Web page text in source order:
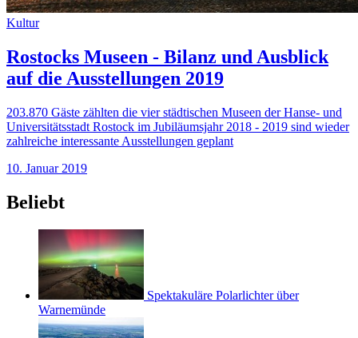
Kultur
Rostocks Museen - Bilanz und Ausblick
auf die Ausstellungen 2019
203.870 Gäste zählten die vier städtischen Museen der Hanse- und
Universitätsstadt Rostock im Jubiläumsjahr 2018 - 2019 sind wieder
zahlreiche interessante Ausstellungen geplant
10. Januar 2019
Beliebt
Spektakuläre Polarlichter über
Warnemünde